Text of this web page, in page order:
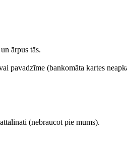
ārpus tās.
pavadzīme (bankomāta kartes
(nebraucot pie mums).